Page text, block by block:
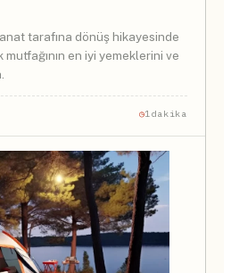
tarafına dönüş hikayesinde
en iyi yemeklerini ve
1dakika